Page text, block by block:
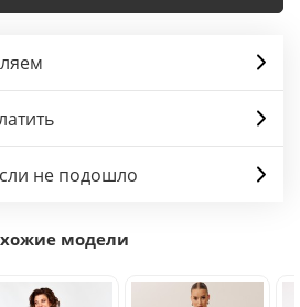
не подошло
модели